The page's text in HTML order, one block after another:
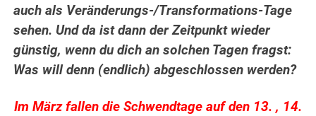
auch als Veränderungs-/Transformations-Tage
sehen. Und da ist dann der Zeitpunkt wieder
günstig, wenn du dich an solchen Tagen fragst:
Was will denn (endlich) abgeschlossen werden?
Im März fallen die Schwendtage auf den 13. , 14.